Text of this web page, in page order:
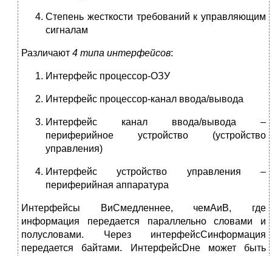
Степень жесткости требований к управляющим
сигналам
Различают 4 типа интерфейсов:
Интерфейс процессор-ОЗУ
Интерфейс процессор-канал ввода/вывода
Интерфейс канал ввода/вывода –
периферийное устройство (устройство
управления)
Интерфейс устройство управления –
периферийная аппаратура
Интерфейсы BиCмедленнее, чемAиB, где
информация передается параллельно словами и
полусловами. Через интерфейсCинформация
передается байтами. ИнтерфейсDне может быть